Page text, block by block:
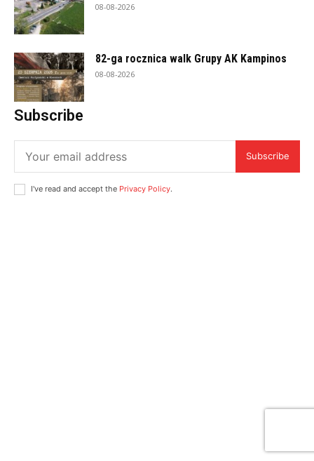
08-08-2026
82-ga rocznica walk Grupy AK Kampinos
08-08-2026
Subscribe
Subscribe
I've read and accept the Privacy Policy.